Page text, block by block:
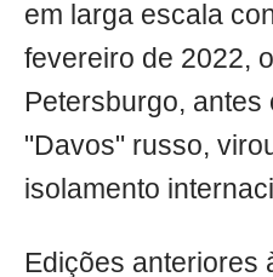
em larga escala
fevereiro de 2022,
Petersburgo,
"Davos" russo,
isolamento
Edições anteriores